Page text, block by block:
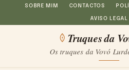
Saltar
para
conteúdo
SOBRE MIM CONTACTOS
AVISO LEGAL
Truques da
Os truques da Vovó